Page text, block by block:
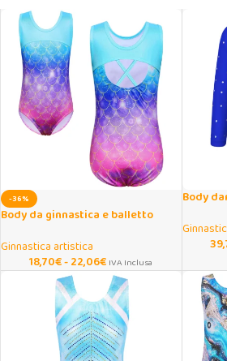
-36%
Body da ginnastica e balletto
Ginnastica artistica
18,70€-22,06€ IVA Inclusa
Body